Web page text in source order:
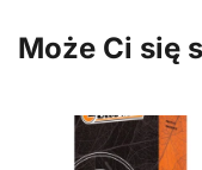
Może Ci się